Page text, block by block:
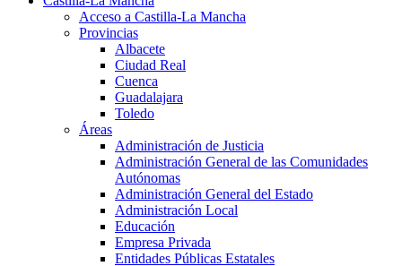
Acceso a Castilla-La Mancha
Provincias
Albacete
Ciudad Real
Cuenca
Guadalajara
Toledo
Áreas
Administración de Justicia
Administración General de las Comunidades
Autónomas
Administración General del Estado
Administración Local
Educación
Empresa Privada
Entidades Públicas Estatales